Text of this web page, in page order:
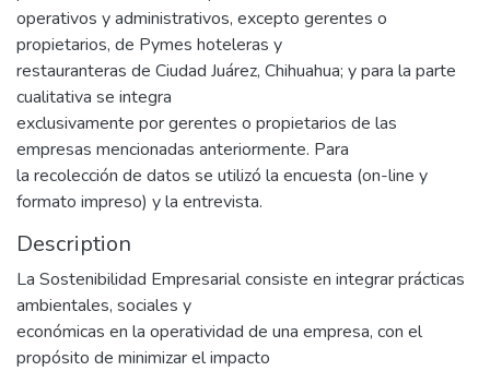
operativos y administrativos, excepto gerentes o
propietarios, de Pymes hoteleras y
restauranteras de Ciudad Juárez, Chihuahua; y para la parte
cualitativa se integra
exclusivamente por gerentes o propietarios de las
empresas mencionadas anteriormente. Para
la recolección de datos se utilizó la encuesta (on-line y
formato impreso) y la entrevista.
Description
La Sostenibilidad Empresarial consiste en integrar prácticas
ambientales, sociales y
económicas en la operatividad de una empresa, con el
propósito de minimizar el impacto